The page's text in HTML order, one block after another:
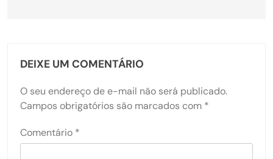
DEIXE UM COMENTÁRIO
O seu endereço de e-mail não será publicado.
Campos obrigatórios são marcados com *
Comentário *